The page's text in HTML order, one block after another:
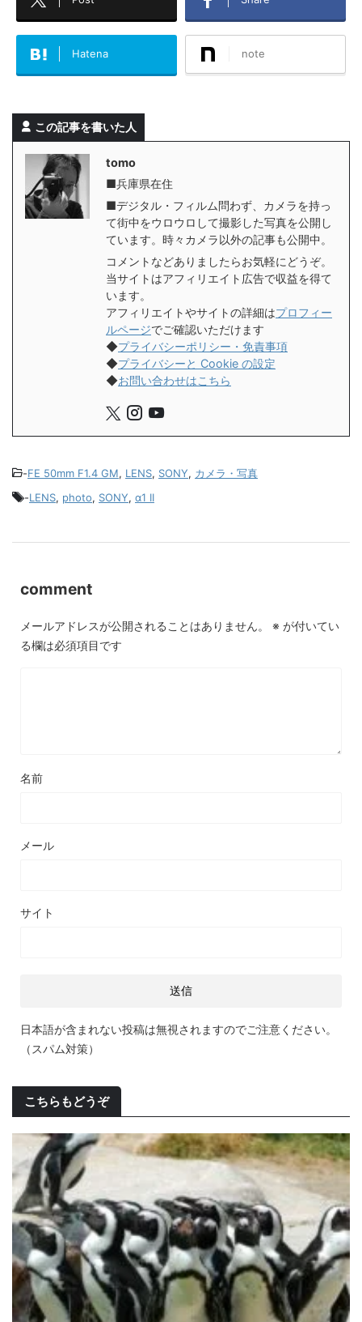
Hatena note
この記事を書いた人
tomo
■兵庫県在住
■デジタル・フィルム問わず、カメラを持っ
て街中をウロウロして撮影した写真を公開し
ています。時々カメラ以外の記事も公開中。
コメントなどありましたらお気軽にどうぞ。
当サイトはアフィリエイト広告で収益を得て
います。
アフィリエイトやサイトの詳細はプロフィー
ルページでご確認いただけます
◆プライバシーポリシー・免責事項
◆プライバシーと Cookie の設定
◆お問い合わせはこちら
-FE 50mm F1.4 GM, LENS, SONY, カメラ・写真
-LENS, photo, SONY, α1 II
comment
メールアドレスが公開されることはありません。 ※ が付いてい
る欄は必須項目です
名前
メール
サイト
日本語が含まれない投稿は無視されますのでご注意ください。
（スパム対策）
こちらもどうぞ